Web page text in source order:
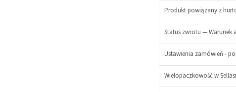
+
Produkt powiązany z
Status zwrotu — Warunek
Ustawienia zamówień -
Wielopaczkowość w